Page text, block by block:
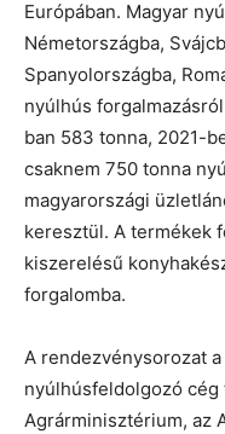
Európában. Magyar
Németországba,
Spanyolországba,
nyúlhús
ban 583 tonna, 2021-
csaknem 750 tonna
magyarországi
keresztül. A termékek
kiszerelésű
forgalomba.
A rendezvénysorozat
nyúlhúsfeldolgozó cég
Agrárminisztérium, az